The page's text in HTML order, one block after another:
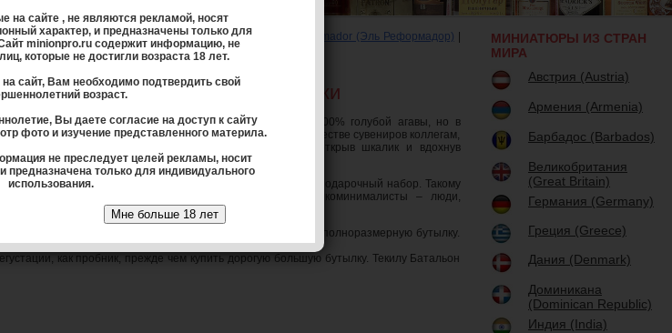
на сайте , не являются рекламой, носят
характер, и предназначены только для
minionpro.ru содержит информацию, не
которые не достигли возраста 18 лет.
сайт, Вам необходимо подтвердить свой
возраст.
Вы даете согласие на доступ к сайту
фото и изучение представленного материла.
не преследует целей рекламы, носит
предназначена только для индивидуального
использования.
Casco Viejo (Каско Вьехо)|Don Chinto (Дон Чинто) El Reformador (Эль Реформадор) |
(Ольмека)|Patron (Патрон)|Revolution (Революсьон)
Батальон текила мини бутылки
мексиканский крепкий дистиллят, изготовленный из 100% голубой агавы, но в
алкоголя привозят из поездок и раздаривают в качестве сувениров коллегам,
несколько для себя. Приятно вспоминать отпуск, открыв шкалик и вдохнув
Батальон шкалик, из которых можно собрать целый подарочный набор. Такому
хорошего крепкого алкоголя, но и заядлые алкоминималисты – люди,
стандартных бутылок алкоголя.
бутылочку, по форме и дизайну напоминающую полноразмерную бутылку.
Вы можете быть уверены в оригинальности текилы.
как пробник, прежде чем купить дорогую большую бутылку. Текилу Батальон
МИНИАТЮРЫ ИЗ СТРАН
МИРА
Австрия (Austria)
Армения (Armenia)
Барбадос (Barbados)
Великобритания
(Great Britain)
Германия (Germany)
Греция (Greece)
Дания (Denmark)
Доминикана
(Dominican Republic)
Индия (India)